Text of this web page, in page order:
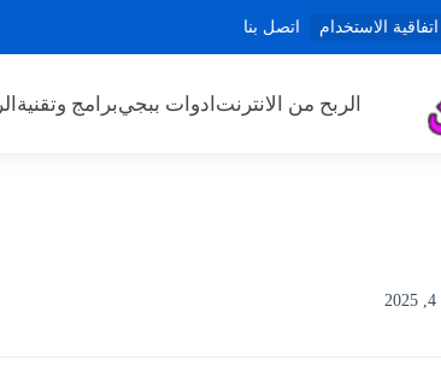
اتفاقية الاستخدام اتصل بنا
الربح من الانترنت ادوات ببجيبرامج وتقنية